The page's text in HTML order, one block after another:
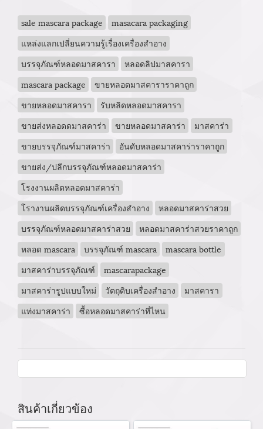
sale mascara package
masacara packaging
แหล่งแลกเปลี่ยนความรู้เรื่องเครื่องสำอาง
บรรจุภัณฑ์หลอดมาสคารา
หลอดลิปมาสคารา
mascara package
ขายหลอดมาสคาราราคาถูก
ขายหลอดมาสคารา
รับหลิดหลอดมาสคารา
ขายส่งหลอดดมาสคาร่า
ขายหลอดมาสคาร่า
มาสคาร่า
ขายบรรจุภัณฑ์มาสคาร่า
อันดับหลอดมาสคาร่าราคาถูก
ขายส่ง/ปลีกบรรจุภัณฑ์หลอดมาสคาร่า
โรงงานผลิตหลอดมาสคาร่า
โรางานผลิดบรรจุภัณฑ์เครื่องสำอาง
หลอดมาสคาร่าสวย
บรรจุภัณฑ์หลอดมาสคาร่าสวย
หลอดมาสคาร่าสวยราคาถูก
หลอด mascara
บรรจุภัณฑ์ mascara
mascara bottle
มาสคาร่าบรรจุภัณฑ์
mascarapackage
มาสคาร่ารูปแบบใหม่
วัตถุดิบเครื่องสำอาง
มาสคารา
แท่งมาสคาร่า
ซื้อหลอดมาสคาร่าที่ไหน
สินค้าเกี่ยวข้อง